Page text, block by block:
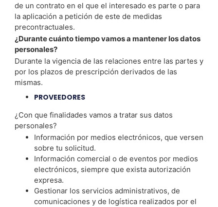
de un contrato en el que el interesado es parte o para
la aplicación a petición de este de medidas
precontractuales.
¿Durante cuánto tiempo vamos a mantener los datos
personales?
Durante la vigencia de las relaciones entre las partes y
por los plazos de prescripción derivados de las
mismas.
PROVEEDORES
¿Con que finalidades vamos a tratar sus datos
personales?
Información por medios electrónicos, que versen
sobre tu solicitud.
Información comercial o de eventos por medios
electrónicos, siempre que exista autorización
expresa.
Gestionar los servicios administrativos, de
comunicaciones y de logística realizados por el